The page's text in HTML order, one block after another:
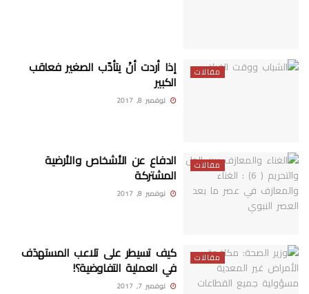
مقالات إذا أردت أنْ يتأدّب الصغير فعاقب
الكبير
نوفمبر 8, 2017
مقالات الدفاع عن الأشخاص والأرضية
المشتركة
نوفمبر 8, 2017
مقالات كيف تسيطر على تلاعب المستهدَف
في العملية التفاوضية؟!
نوفمبر 7, 2017